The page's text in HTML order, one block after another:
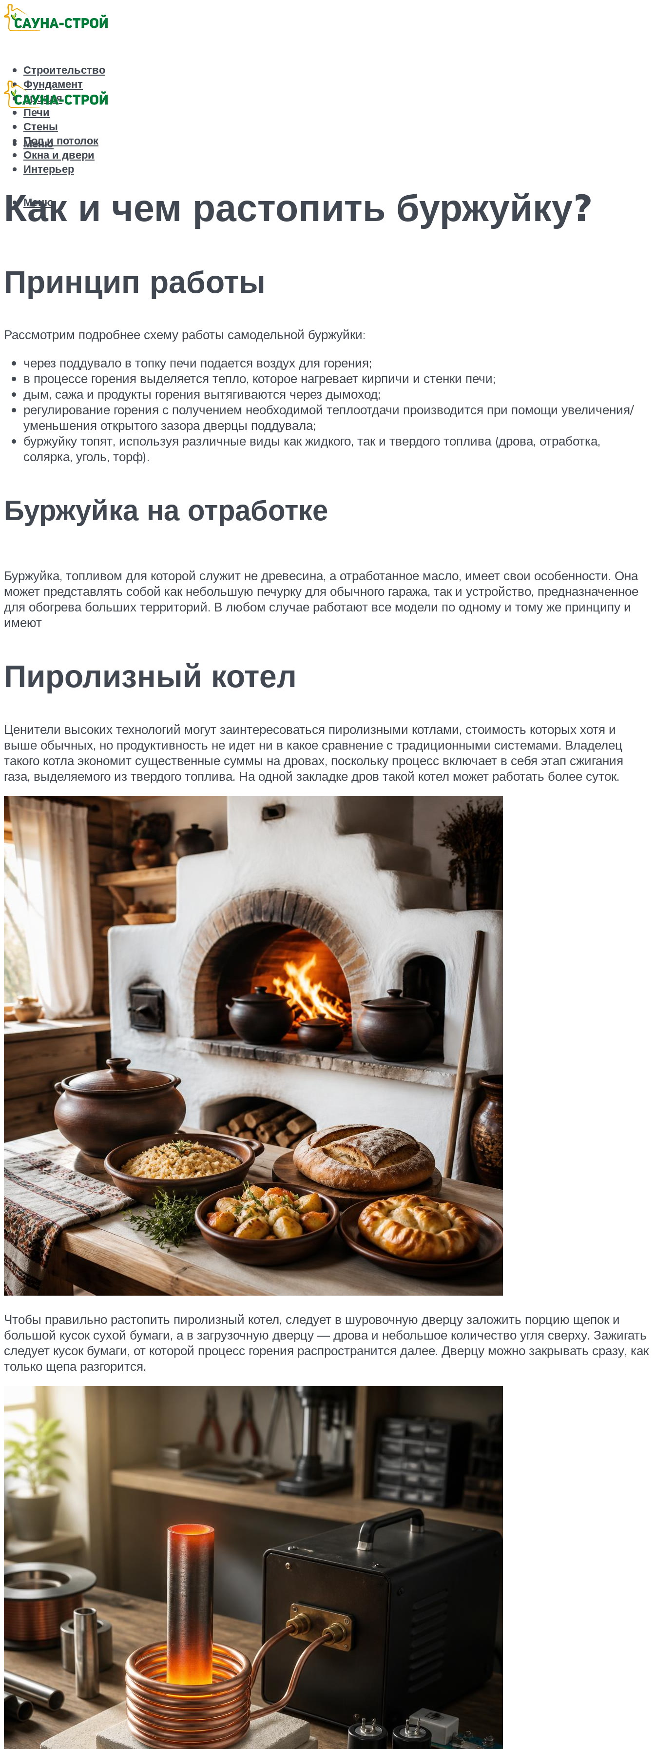
Строительство
Фундамент
Кровля
Печи
Стены
Пол и потолок
Окна и двери
Интерьер
Меню
Меню
Как и чем растопить буржуйку?
Принцип работы
Рассмотрим подробнее схему работы самодельной буржуйки:
через поддувало в топку печи подается воздух для горения;
в процессе горения выделяется тепло, которое нагревает кирпичи и стенки печи;
дым, сажа и продукты горения вытягиваются через дымоход;
регулирование горения с получением необходимой теплоотдачи производится при помощи увеличения/
уменьшения открытого зазора дверцы поддувала;
буржуйку топят, используя различные виды как жидкого, так и твердого топлива (дрова, отработка,
солярка, уголь, торф).
Буржуйка на отработке
Буржуйка, топливом для которой служит не древесина, а отработанное масло, имеет свои особенности. Она
может представлять собой как небольшую печурку для обычного гаража, так и устройство, предназначенное
для обогрева больших территорий. В любом случае работают все модели по одному и тому же принципу и
имеют
Пиролизный котел
Ценители высоких технологий могут заинтересоваться пиролизными котлами, стоимость которых хотя и
выше обычных, но продуктивность не идет ни в какое сравнение с традиционными системами. Владелец
такого котла экономит существенные суммы на дровах, поскольку процесс включает в себя этап сжигания
газа, выделяемого из твердого топлива. На одной закладке дров такой котел может работать более суток.
Чтобы правильно растопить пиролизный котел, следует в шуровочную дверцу заложить порцию щепок и
большой кусок сухой бумаги, а в загрузочную дверцу — дрова и небольшое количество угля сверху. Зажигать
следует кусок бумаги, от которой процесс горения распространится далее. Дверцу можно закрывать сразу, как
только щепа разгорится.